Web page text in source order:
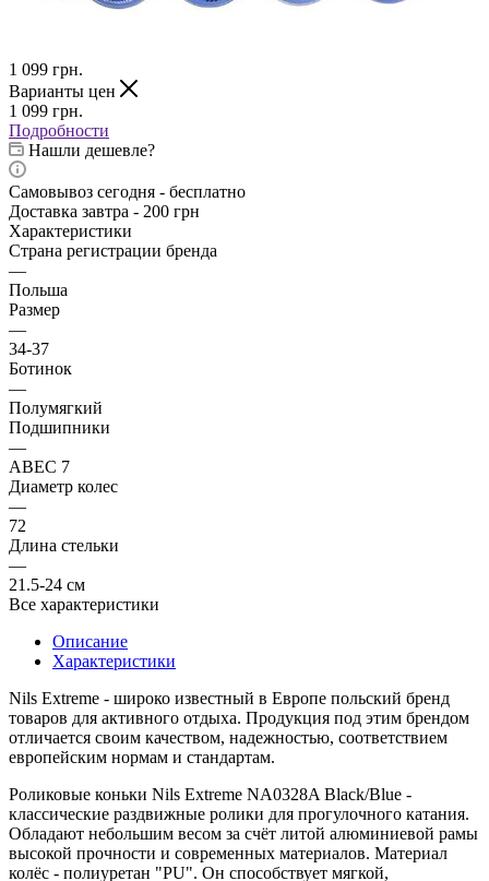
1 099 грн.
Варианты цен
1 099 грн.
Подробности
Нашли дешевле?
Самовывоз сегодня - бесплатно
Доставка завтра - 200 грн
Характеристики
Страна регистрации бренда
—
Польша
Размер
—
34-37
Ботинок
—
Полумягкий
Подшипники
—
ABEC 7
Диаметр колес
—
72
Длина стельки
—
21.5-24 см
Все характеристики
Описание
Характеристики
Nils Extreme - широко известный в Европе польский бренд
товаров для активного отдыха. Продукция под этим брендом
отличается своим качеством, надежностью, соответствием
европейским нормам и стандартам.
Роликовые коньки Nils Extreme NA0328A Black/Blue -
классические раздвижные ролики для прогулочного катания.
Обладают небольшим весом за счёт литой алюминиевой рамы
высокой прочности и современных материалов. Материал
колёс - полиуретан "PU". Он способствует мягкой,